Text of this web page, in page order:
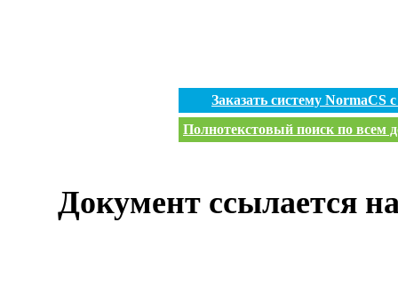
Заказать систему
Полнотекстовый поиск по всем
Документ ссылается